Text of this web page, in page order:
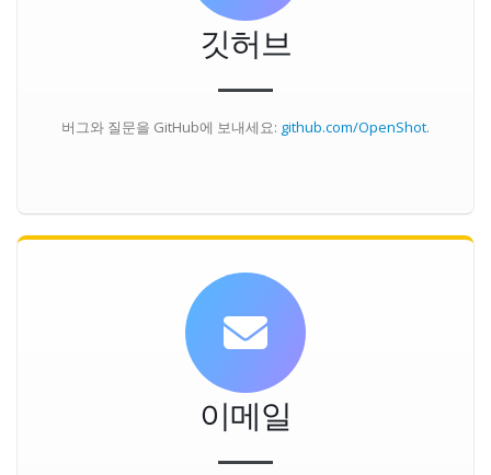
깃허브
버그와 질문을 GitHub에 보내세요: github.com/OpenShot.
이메일